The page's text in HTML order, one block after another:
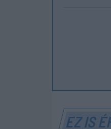
EZ IS